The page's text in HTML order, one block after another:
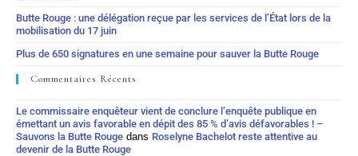
Butte Rouge : une délégation reçue par les services de l’État lors de la
mobilisation du 17 juin
Plus de 650 signatures en une semaine pour sauver la Butte Rouge
Commentaires Récents
Le commissaire enquêteur vient de conclure l’enquête publique en
émettant un avis favorable en dépit des 85 % d’avis défavorables ! –
Sauvons la Butte Rouge dans Roselyne Bachelot reste attentive au
devenir de la Butte Rouge